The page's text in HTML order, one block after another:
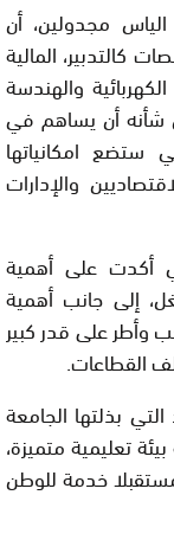
مجدولين، أن
كالتدبير، المالية
والهندسة
شأنه أن يساهم في
ستضع امكانياتها
والإدارات
أكدت على أهمية
إلى جانب أهمية
وأطر على قدر كبير
القطاعات.
بذلتها الجامعة
تعليمية متميزة،
خدمة للوطن